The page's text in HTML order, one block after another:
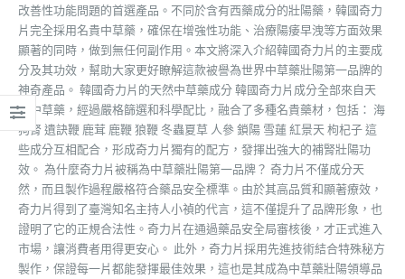
改善性功能問題的首選產品。不同於含有西藥成分的壯陽藥，韓國奇力
片完全採用名貴中草藥，確保在增強性功能、治療陽痿早洩等方面效果
顯著的同時，做到無任何副作用。本文將深入介紹韓國奇力片的主要成
分及其功效，幫助大家更好瞭解這款被譽為世界中草藥壯陽第一品牌的
神奇產品。 韓國奇力片的天然中草藥成分 韓國奇力片成分全部來自天
然中草藥，經過嚴格篩選和科學配比，融合了多種名貴藥材，包括： 海
狗腎 遺訣鞭 鹿茸 鹿鞭 狼鞭 冬蟲夏草 人參 鎖陽 雪蓮 紅景天 枸杞子 這
些成分互相配合，形成奇力片獨有的配方，發揮出強大的補腎壯陽功
效。 為什麼奇力片被稱為中草藥壯陽第一品牌？ 奇力片不僅成分天
然，而且製作過程嚴格符合藥品安全標準。由於其高品質和顯著療效，
奇力片得到了臺灣知名主持人小禎的代言，這不僅提升了品牌形象，也
證明了它的正規合法性。奇力片在通過藥品安全局審核後，才正式進入
市場，讓消費者用得更安心。 此外，奇力片採用先進技術結合特殊秘方
製作，保證每一片都能發揮最佳效果，這也是其成為中草藥壯陽領導品